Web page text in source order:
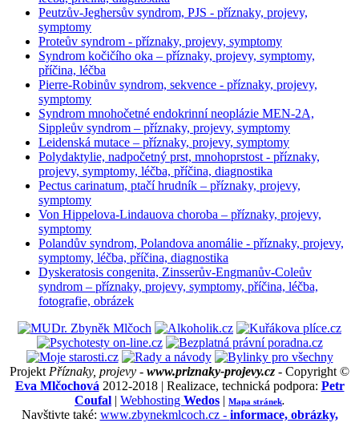
Peutzův-Jeghersův syndrom, PJS - příznaky, projevy,
symptomy
Proteův syndrom - příznaky, projevy, symptomy
Syndrom kočičího oka – příznaky, projevy, symptomy,
příčina, léčba
Pierre-Robinův syndrom, sekvence - příznaky, projevy,
symptomy
Syndrom mnohočetné endokrinní neoplázie MEN-2A,
Sippleův syndrom – příznaky, projevy, symptomy
Leidenská mutace – příznaky, projevy, symptomy
Polydaktylie, nadpočetný prst, mnohoprstost - příznaky,
projevy, symptomy, léčba, příčina, diagnostika
Pectus carinatum, ptačí hrudník – příznaky, projevy,
symptomy
Von Hippelova-Lindauova choroba – příznaky, projevy,
symptomy
Polandův syndrom, Polandova anomálie - příznaky, projevy,
symptomy, léčba, příčina, diagnostika
Dyskeratosis congenita, Zinsserův-Engmanův-Coleův
syndrom – příznaky, projevy, symptomy, příčina, léčba,
fotografie, obrázek
ProjektPříznaky, projevy - www.priznaky-projevy.cz - Copyright ©
Eva Mlčochová2012-2018 | Realizace, technická podpora: Petr
Coufal | Webhosting Wedos | Mapa stránek.
Navštivte také: www.zbynekmlcoch.cz - informace, obrázky,